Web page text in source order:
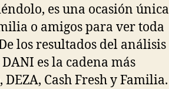
es una ocasión única
o amigos para ver toda
los resultados del análisis
es la cadena más
Cash Fresh y Familia.